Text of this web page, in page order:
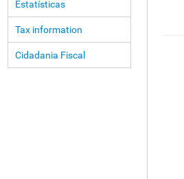
Estatísticas
Tax information
Cidadania Fiscal